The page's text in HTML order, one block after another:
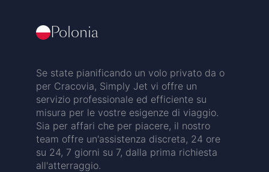
Polonia
Se state pianificando un volo privato da o
per Cracovia, Simply Jet vi offre un
servizio professionale ed efficiente su
misura per le vostre esigenze di viaggio.
Sia per affari che per piacere, il nostro
team offre un'assistenza discreta, 24 ore
su 24, 7 giorni su 7, dalla prima richiesta
all'atterraggio.